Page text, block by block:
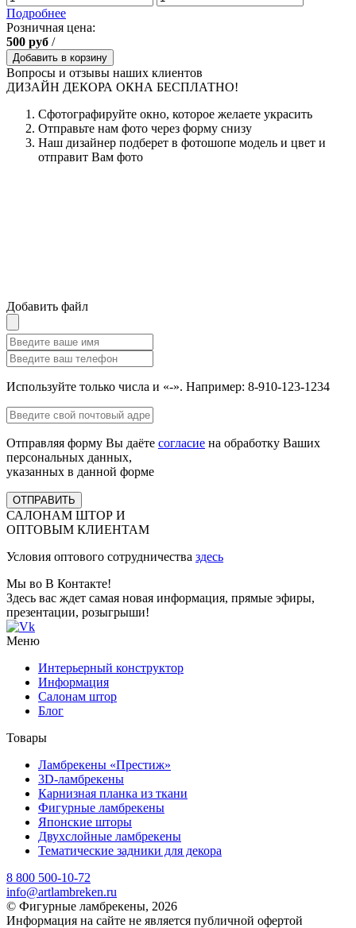
Подробнее
Розничная цена:
500 руб /
Добавить в корзину
Вопросы и отзывы наших клиентов
ДИЗАЙН ДЕКОРА ОКНА БЕСПЛАТНО!
Сфотографируйте окно, которое желаете украсить
Отправьте нам фото через форму снизу
Наш дизайнер подберет в фотошопе модель и цвет и
отправит Вам фото
Добавить файл
Используйте только числа и «-». Например: 8-910-123-1234
Отправляя форму Вы даёте согласие на обработку Ваших
персональных данных,
указанных в данной форме
ОТПРАВИТЬ
САЛОНАМ ШТОР И
ОПТОВЫМ КЛИЕНТАМ
Условия оптового сотрудничества здесь
Мы во В Контакте!
Здесь вас ждет самая новая информация, прямые эфиры,
презентации, розыгрыши!
Меню
Интерьерный конструктор
Информация
Салонам штор
Блог
Товары
Ламбрекены «Престиж»
3D-ламбрекены
Карнизная планка из ткани
Фигурные ламбрекены
Японские шторы
Двухслойные ламбрекены
Тематические задники для декора
8 800 500-10-72
info@artlambreken.ru
© Фигурные ламбрекены, 2026
Информация на сайте не является публичной офертой